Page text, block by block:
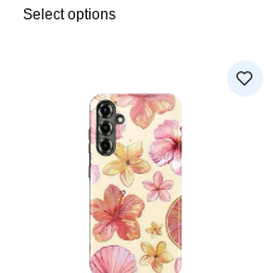
Select options